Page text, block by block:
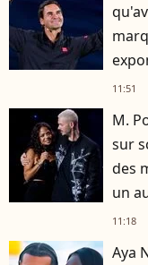
11:51
M.
sur
des
un
11:18
Aya